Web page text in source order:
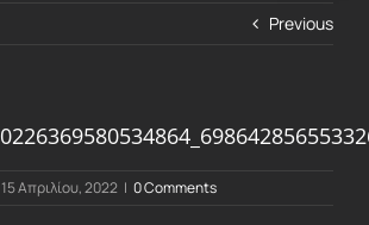
Previous
15 Απριλίου, 2022 | 0 Comments